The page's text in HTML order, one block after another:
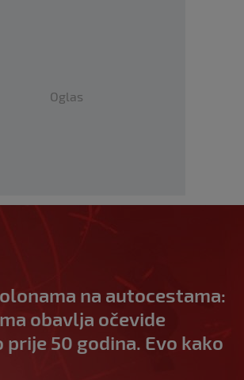
Oglas
na autocestama:
obavlja očevide
prije 50 godina. Evo kako